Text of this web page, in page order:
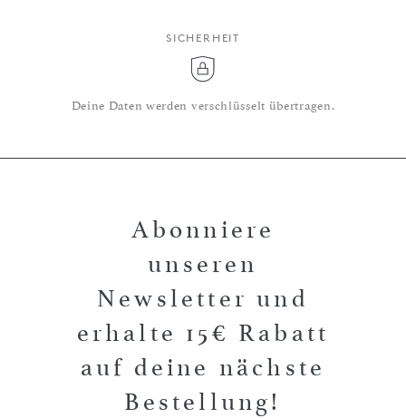
SICHERHEIT
Deine Daten werden verschlüsselt übertragen.
Abonniere
unseren
Newsletter und
erhalte 15€ Rabatt
auf deine nächste
Bestellung!